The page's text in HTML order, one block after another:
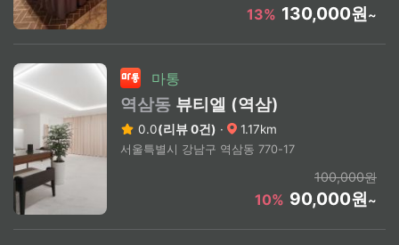
13% 130,000원~
마통
역삼동 뷰티엘 (역삼)
0.0(리뷰 0건) · 1.17km
서울특별시 강남구 역삼동 770-17
100,000원
10% 90,000원~